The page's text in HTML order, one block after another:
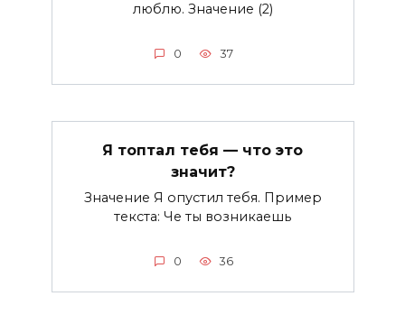
люблю. Значение (2)
0 37
Я топтал тебя — что это
значит?
Значение Я опустил тебя. Пример
текста: Че ты возникаешь
0 36